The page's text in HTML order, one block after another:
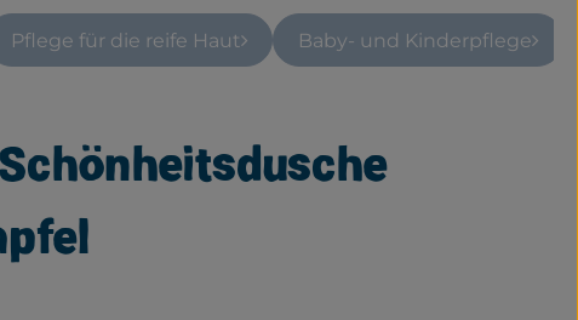
Pflege für die reife Haut Baby- und Kinderpflege